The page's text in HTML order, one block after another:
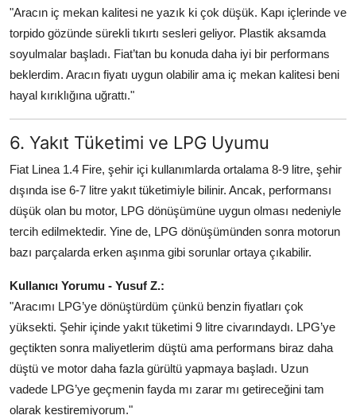
"Aracın iç mekan kalitesi ne yazık ki çok düşük. Kapı içlerinde ve
torpido gözünde sürekli tıkırtı sesleri geliyor. Plastik aksamda
soyulmalar başladı. Fiat’tan bu konuda daha iyi bir performans
beklerdim. Aracın fiyatı uygun olabilir ama iç mekan kalitesi beni
hayal kırıklığına uğrattı."
6. Yakıt Tüketimi ve LPG Uyumu
Fiat Linea 1.4 Fire, şehir içi kullanımlarda ortalama 8-9 litre, şehir
dışında ise 6-7 litre yakıt tüketimiyle bilinir. Ancak, performansı
düşük olan bu motor, LPG dönüşümüne uygun olması nedeniyle
tercih edilmektedir. Yine de, LPG dönüşümünden sonra motorun
bazı parçalarda erken aşınma gibi sorunlar ortaya çıkabilir.
Kullanıcı Yorumu - Yusuf Z.:
"Aracımı LPG’ye dönüştürdüm çünkü benzin fiyatları çok
yüksekti. Şehir içinde yakıt tüketimi 9 litre civarındaydı. LPG’ye
geçtikten sonra maliyetlerim düştü ama performans biraz daha
düştü ve motor daha fazla gürültü yapmaya başladı. Uzun
vadede LPG’ye geçmenin fayda mı zarar mı getireceğini tam
olarak kestiremiyorum."